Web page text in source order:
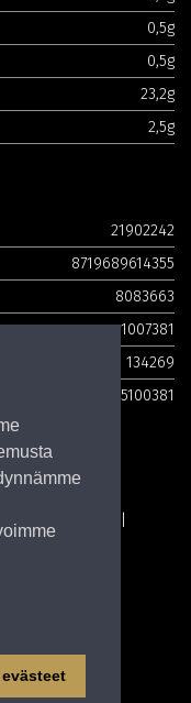
0,5g
0,5g
23,2g
2,5g
21902242
8719689614355
8083663
1007381
134269
5100381